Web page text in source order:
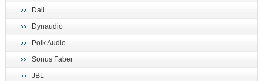
Dali
Dynaudio
Polk Audio
Sonus Faber
JBL